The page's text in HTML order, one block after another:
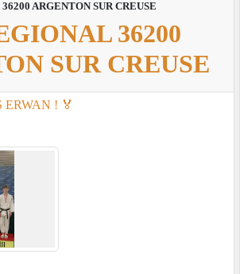
ARGENTON SUR CREUSE
36200
SUR CREUSE
ERWAN ! 🏅